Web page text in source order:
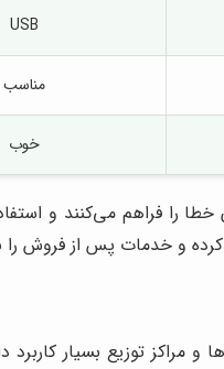
USB
مناسب
خوب
خطا را فراهم می‌کنند و
کرده و خدمات پس از فروش
و مراکز توزیع بسیار